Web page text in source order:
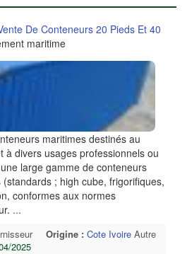
De Conteneurs 20 Pieds Et 40
maritime
maritimes destinés au
à divers usages professionnels ou
large gamme de conteneurs
; high cube, frigorifiques,
conformes aux normes
...
Origine : Cote Ivoire Autre
2025